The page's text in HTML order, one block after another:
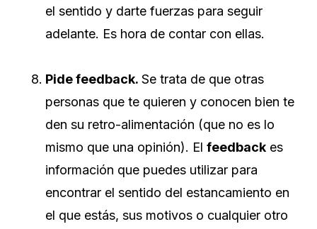
el sentido y darte fuerzas para seguir
adelante. Es hora de contar con ellas.
Pide feedback. Se trata de que otras
personas que te quieren y conocen bien te
den su retro-alimentación (que no es lo
mismo que una opinión). El feedback es
información que puedes utilizar para
encontrar el sentido del estancamiento en
el que estás, sus motivos o cualquier otro